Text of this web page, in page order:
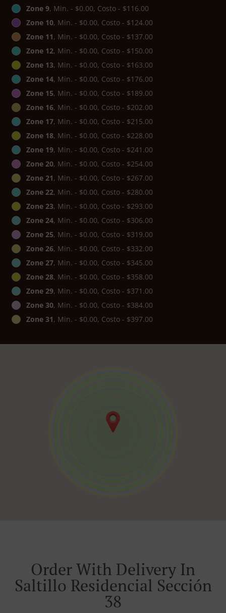
Zone 9, Min. - $0.00, Costo - $116.00
Zone 10, Min. - $0.00, Costo - $124.00
Zone 11, Min. - $0.00, Costo - $137.00
Zone 12, Min. - $0.00, Costo - $150.00
Zone 13, Min. - $0.00, Costo - $163.00
Zone 14, Min. - $0.00, Costo - $176.00
Zone 15, Min. - $0.00, Costo - $189.00
Zone 16, Min. - $0.00, Costo - $202.00
Zone 17, Min. - $0.00, Costo - $215.00
Zone 18, Min. - $0.00, Costo - $228.00
Zone 19, Min. - $0.00, Costo - $241.00
Zone 20, Min. - $0.00, Costo - $254.00
Zone 21, Min. - $0.00, Costo - $267.00
Zone 22, Min. - $0.00, Costo - $280.00
Zone 23, Min. - $0.00, Costo - $293.00
Zone 24, Min. - $0.00, Costo - $306.00
Zone 25, Min. - $0.00, Costo - $319.00
Zone 26, Min. - $0.00, Costo - $332.00
Zone 27, Min. - $0.00, Costo - $345.00
Zone 28, Min. - $0.00, Costo - $358.00
Zone 29, Min. - $0.00, Costo - $371.00
Zone 30, Min. - $0.00, Costo - $384.00
Zone 31, Min. - $0.00, Costo - $397.00
Order With Delivery In
Saltillo Residencial Sección
38